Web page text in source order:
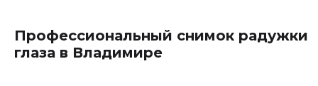
Профессиональный снимок радужки
глаза в Владимире